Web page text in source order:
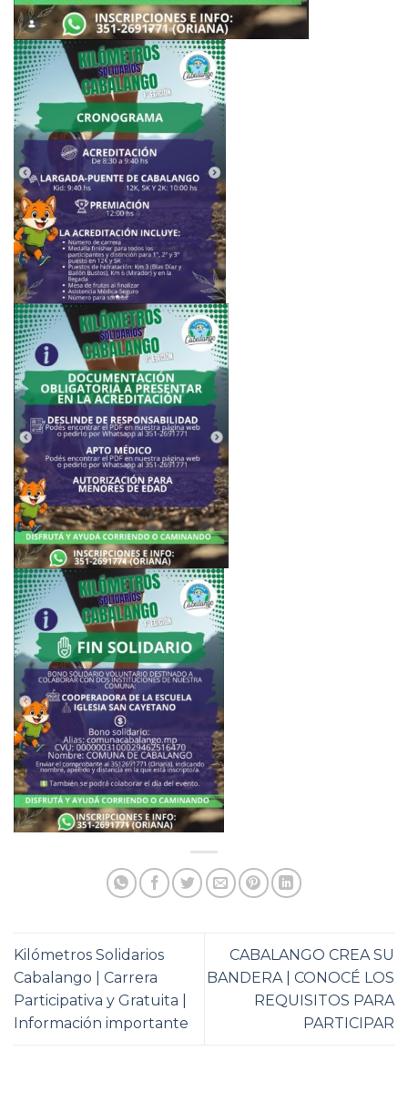
Kilómetros Solidarios
Cabalango | Carrera
Participativa y Gratuita |
Información importante
CABALANGO CREA SU
BANDERA | CONOCÉ LOS
REQUISITOS PARA
PARTICIPAR